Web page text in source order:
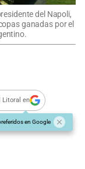
del Napoli,
ganadas por el
Litoral en
en Google